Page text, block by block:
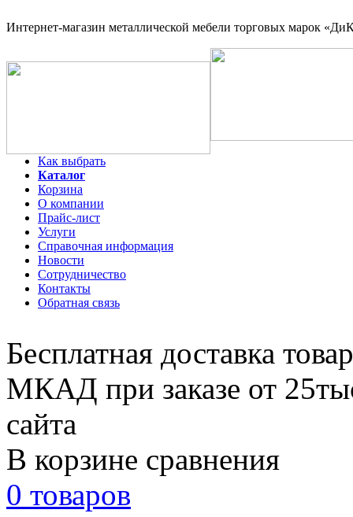
Интернет-магазин металлической мебели торговых марок
Как выбрать
Каталог
Корзина
О компании
Прайс-лист
Услуги
Справочная информация
Новости
Сотрудничество
Контакты
Обратная связь
Бесплатная доставка
МКАД при заказе от
сайта
В корзине сравнения
0 товаров